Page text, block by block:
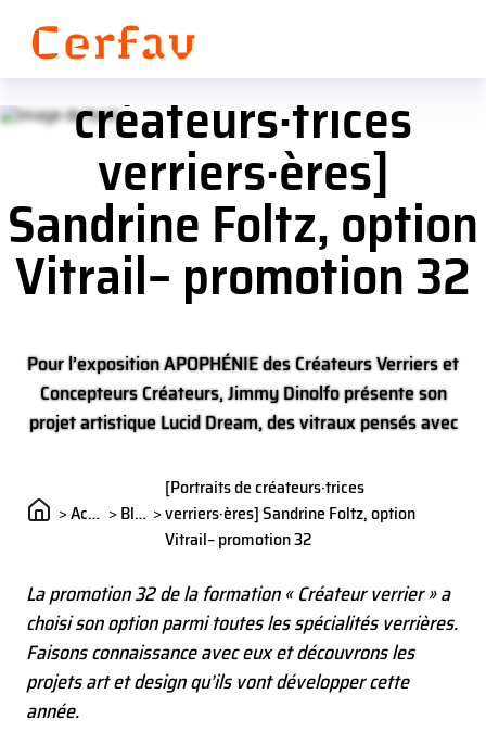
[Portraits de
créateurs·trices
verriers·ères]
Sandrine Foltz, option
Vitrail– promotion 32
Pour l’exposition APOPHÉNIE des Créateurs Verriers et
Concepteurs Créateurs, Jimmy Dinolfo présente son
projet artistique Lucid Dream, des vitraux pensés avec
> Actualités > Blog >
[Portraits de créateurs·trices
verriers·ères] Sandrine Foltz, option
Vitrail– promotion 32
La promotion 32 de la formation « Créateur verrier » a
choisi son option parmi toutes les spécialités verrières.
Faisons connaissance avec eux et découvrons les
projets art et design qu’ils vont développer cette
année.